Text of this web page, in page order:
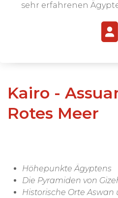
Angebot
sehr erfahrenen
Kairo - Assuan - Luxor -
Rotes Meer
Höhepunkte Ägyptens
Die Pyramiden von
Historische Orte Aswan